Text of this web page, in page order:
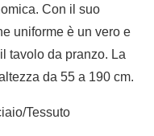
Con il suo
uniforme è un vero e
tavolo da pranzo. La
da 55 a 190 cm.
Tessuto